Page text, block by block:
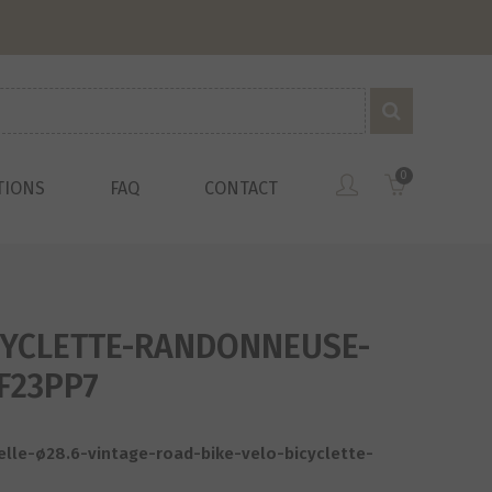
FAQ CONTACT
0
RANDONNEUSE-
ø28.6-vintage-road-bike-velo-bicyclette-